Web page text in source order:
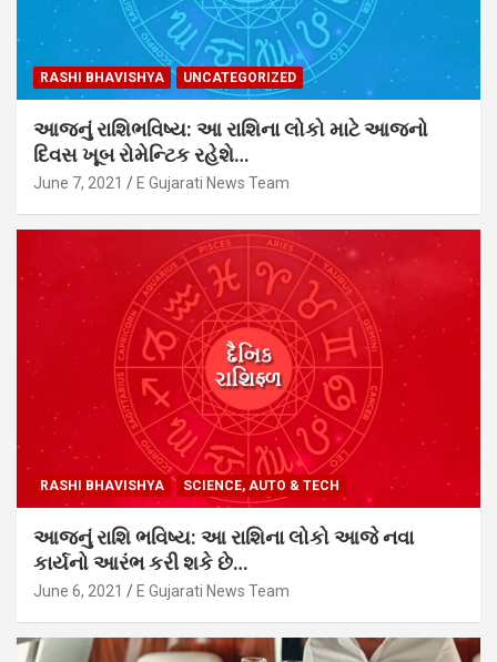
RASHI BHAVISHYA UNCATEGORIZED
આજનું રાશિભવિષ્ય: આ રાશિના લોકો માટે આજનો
દિવસ ખૂબ રોમેન્ટિક રહેશે…
June 7, 2021 E Gujarati News Team
RASHI BHAVISHYA SCIENCE, AUTO & TECH
આજનું રાશિ ભવિષ્ય: આ રાશિના લોકો આજે નવા
કાર્યનો આરંભ કરી શકે છે…
June 6, 2021 E Gujarati News Team